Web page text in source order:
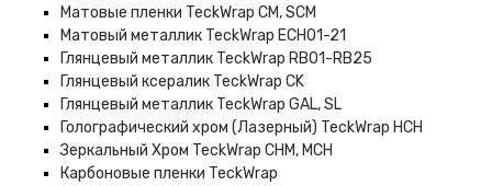
Матовые пленки TeckWrap CM, SCM
Матовый металлик TeckWrap ECH01-21
Глянцевый металлик TeckWrap RB01-RB25
Глянцевый ксералик TeckWrap CK
Глянцевый металлик TeckWrap GAL, SL
Голографический хром (Лазерный) TeckWrap HCH
Зеркальный Хром TeckWrap CHM, MCH
Карбоновые пленки TeckWrap